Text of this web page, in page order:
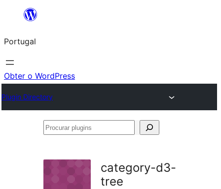
Saltar
o
conteúdo
Portugal
Obter o WordPress
Plugin Directory
Procurar
category-d3-
tree